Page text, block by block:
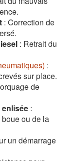
: Correction de
: Retrait du
:
sur place.
de
:
ou de la
un démarrage